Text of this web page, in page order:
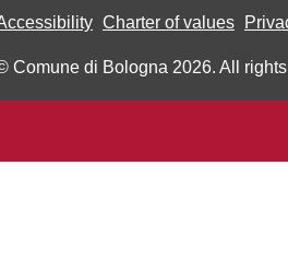
Charter of values
Comune di Bologna 2026. All